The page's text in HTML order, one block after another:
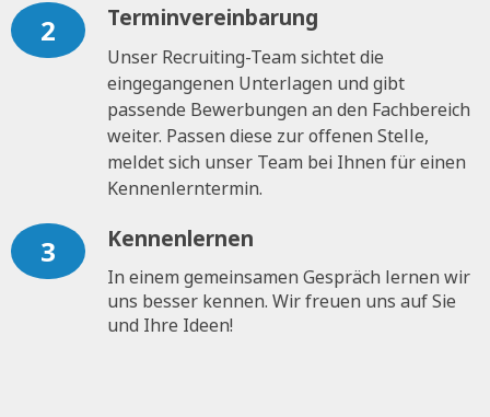
2 Terminvereinbarung
Unser Recruiting-Team sichtet die
eingegangenen Unterlagen und gibt
passende Bewerbungen an den Fachbereich
weiter. Passen diese zur offenen Stelle,
meldet sich unser Team bei Ihnen für einen
Kennenlerntermin.
3 Kennenlernen
In einem gemeinsamen Gespräch lernen wir
uns besser kennen. Wir freuen uns auf Sie
und Ihre Ideen!